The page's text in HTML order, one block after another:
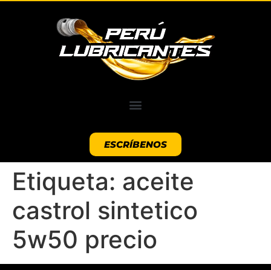
ESCRÍBENOS
Etiqueta: aceite
castrol sintetico
5w50 precio